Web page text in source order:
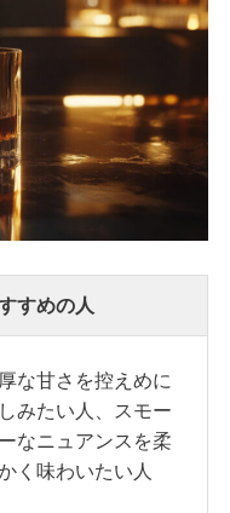
すめの人
な甘さを控えめに
みたい人、スモー
なニュアンスを柔
く味わいたい人